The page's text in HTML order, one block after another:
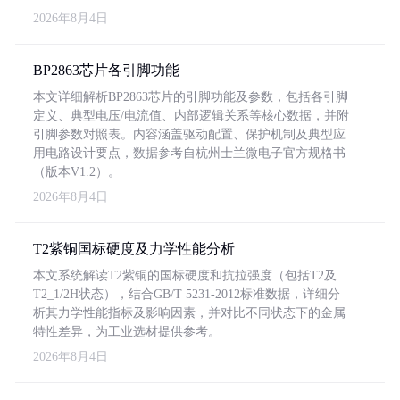
2026年8月4日
BP2863芯片各引脚功能
本文详细解析BP2863芯片的引脚功能及参数，包括各引脚
定义、典型电压/电流值、内部逻辑关系等核心数据，并附
引脚参数对照表。内容涵盖驱动配置、保护机制及典型应
用电路设计要点，数据参考自杭州士兰微电子官方规格书
（版本V1.2）。
2026年8月4日
T2紫铜国标硬度及力学性能分析
本文系统解读T2紫铜的国标硬度和抗拉强度（包括T2及
T2_1/2H状态），结合GB/T 5231-2012标准数据，详细分
析其力学性能指标及影响因素，并对比不同状态下的金属
特性差异，为工业选材提供参考。
2026年8月4日